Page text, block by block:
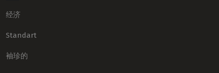
经济
Standart
袖珍的